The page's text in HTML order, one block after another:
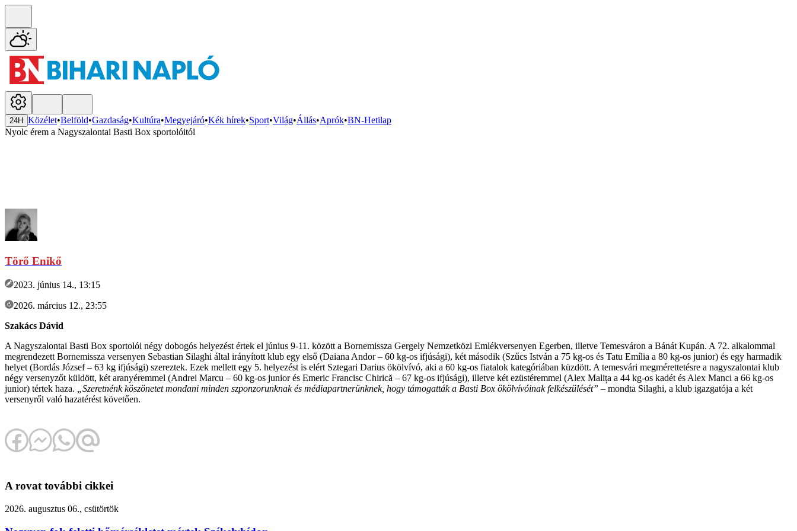
24H Közélet•Belföld•Gazdaság•Kultúra•Megyejáró•Kék hírek•Sport•Világ•Állás•Aprók•BN-Hetilap
Nyolc érem a Nagyszalontai Basti Box sportolóitól
Törő Enikő
2023. június 14., 13:15
2026. március 12., 23:55
Szakács Dávid
A Nagyszalontai Basti Box sportolói négy dobogós helyezést értek el június 9-11. között a Bornemissza Gergely Nemzetközi Emlékversenyen Egerben, illetve Temesváron a Bánát Kupán. A 72. alkalommal
megrendezett Bornemissza versenyen Sebastian Silaghi által irányított klub egy első (Daiana Andor – 60 kg-os ifjúsági), két második (Szűcs István a 75 kg-os és Tatu Emília a 80 kg-os junior) és egy harmadik
helyet (Bordás József – 63 kg ifjúsági) szereztek. Ezek mellett egy 5. helyezést is elért Sztegari Darius ökölvívó, aki a 60 kg-os fiatalok kategóriában küzdött. A temesvári megmérettetésre a nagyszalontai klub
négy versenyzőt küldött, két aranyéremmel (Andrei Marcu – 60 kg-os junior és Emeric Francisc Chirică – 67 kg-os ifjúsági), illetve két ezüstéremmel (Alex Malița a 44 kg-os kadét és Alex Manci a 66 kg-os
junior) tértek haza.
„Szeretnénk köszönetet mondani minden szponzorunknak és médiapartnerünknek, hogy támogatták a Basti Box ökölvívóinak felkészülését” – mondta Silaghi, a klub igazgatója a két
versenyről való hazatérést követően.
A rovat további cikkei
2026. augusztus 06., csütörtök